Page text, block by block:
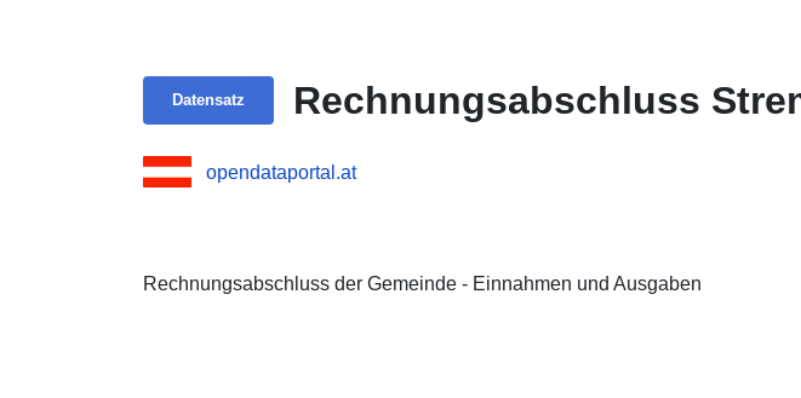
Datensatz Rechnungsabschluss
opendataportal.at
Rechnungsabschluss der Gemeinde - Einnahmen und Ausgaben